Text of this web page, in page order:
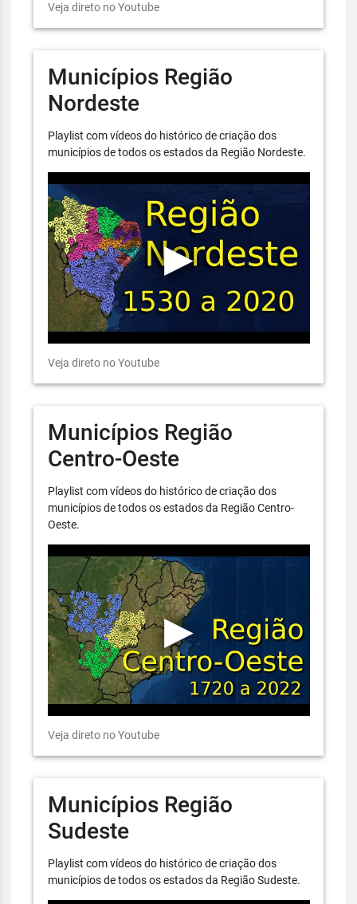
Veja direto no Youtube
Municípios Região
Nordeste
Playlist com vídeos do histórico de criação dos
municípios de todos os estados da Região Nordeste.
Veja direto no Youtube
Municípios Região
Centro-Oeste
Playlist com vídeos do histórico de criação dos
municípios de todos os estados da Região Centro-
Oeste.
Veja direto no Youtube
Municípios Região
Sudeste
Playlist com vídeos do histórico de criação dos
municípios de todos os estados da Região Sudeste.